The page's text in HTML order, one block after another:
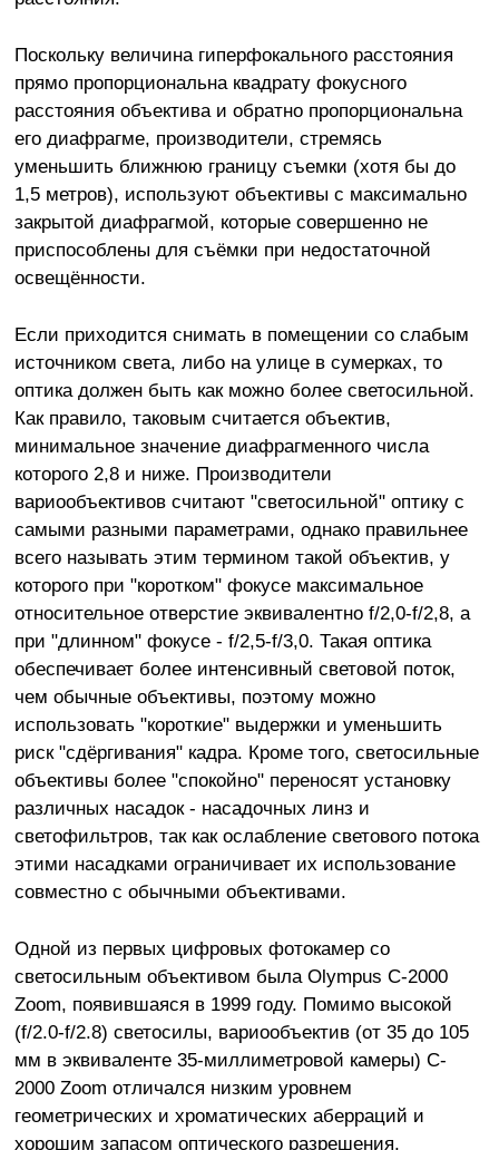
Поскольку величина гиперфокального расстояния
прямо пропорциональна квадрату фокусного
расстояния объектива и обратно пропорциональна
его диафрагме, производители, стремясь
уменьшить ближнюю границу съемки (хотя бы до
1,5 метров), используют объективы с максимально
закрытой диафрагмой, которые совершенно не
приспособлены для съёмки при недостаточной
освещённости.
Если приходится снимать в помещении со слабым
источником света, либо на улице в сумерках, то
оптика должен быть как можно более светосильной.
Как правило, таковым считается объектив,
минимальное значение диафрагменного числа
которого 2,8 и ниже. Производители
вариообъективов считают "светосильной" оптику с
самыми разными параметрами, однако правильнее
всего называть этим термином такой объектив, у
которого при "коротком" фокусе максимальное
относительное отверстие эквивалентно f/2,0-f/2,8, а
при "длинном" фокусе - f/2,5-f/3,0. Такая оптика
обеспечивает более интенсивный световой поток,
чем обычные объективы, поэтому можно
использовать "короткие" выдержки и уменьшить
риск "сдёргивания" кадра. Кроме того, светосильные
объективы более "спокойно" переносят установку
различных насадок - насадочных линз и
светофильтров, так как ослабление светового потока
этими насадками ограничивает их использование
совместно с обычными объективами.
Одной из первых цифровых фотокамер со
светосильным объективом была Olympus C-2000
Zoom, появившаяся в 1999 году. Помимо высокой
(f/2.0-f/2.8) светосилы, вариообъектив (от 35 до 105
мм в эквиваленте 35-миллиметровой камеры) C-
2000 Zoom отличался низким уровнем
геометрических и хроматических аберраций и
хорошим запасом оптического разрешения,